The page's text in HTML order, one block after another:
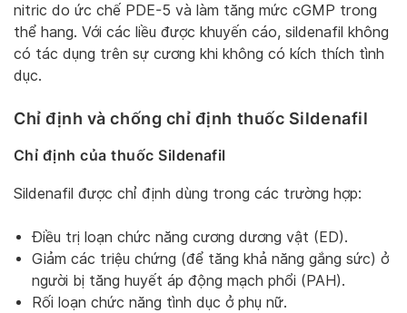
nitric do ức chế PDE-5 và làm tăng mức cGMP trong
thể hang. Với các liều được khuyến cáo, sildenafil không
có tác dụng trên sự cương khi không có kích thích tình
dục.
Chỉ định và chống chỉ định thuốc Sildenafil
Chỉ định của thuốc Sildenafil
Sildenafil được chỉ định dùng trong các trường hợp:
Điều trị loạn chức năng cương dương vật (ED).
Giảm các triệu chứng (để tăng khả năng gắng sức) ở
người bị tăng huyết áp động mạch phổi (PAH).
Rối loạn chức năng tình dục ở phụ nữ.